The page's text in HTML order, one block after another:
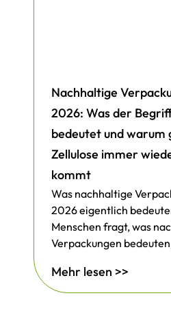
Nachhaltige
2026: Was der
bedeutet und
Zellulose immer
kommt
Was nachhaltige
2026 eigentlich
Menschen fragt, was
Verpackungen
Mehr lesen >>